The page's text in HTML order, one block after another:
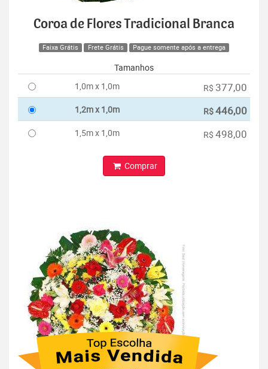
Coroa de Flores Tradicional Branca
Faixa Grátis Frete Grátis Pague somente após a entrega
Tamanhos
1,0m x 1,0m
R$ 377,00
1,2m x 1,0m R$446,00
1,5m x 1,0m R$ 498,00
Comprar